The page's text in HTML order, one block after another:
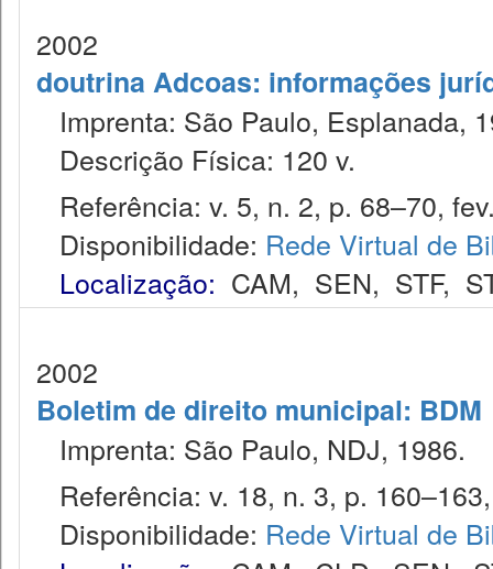
2002
doutrina Adcoas: informações
Imprenta: São Paulo, Esplanada,
Descrição Física: 120 v.
Referência: v. 5, n. 2, p. 68–70,
Disponibilidade: Rede Virtual de
Localização: CAM, SEN, STF,
2002
Boletim de direito municipal: BDM
Imprenta: São Paulo, NDJ, 1986.
Referência: v. 18, n. 3, p.
Disponibilidade: Rede Virtual de